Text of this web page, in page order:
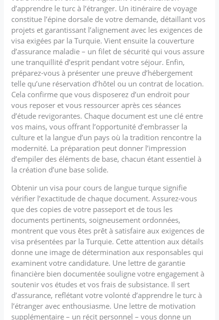
d’apprendre le turc à l’étranger. Un itinéraire de voyage
constitue l’épine dorsale de votre demande, détaillant vos
projets et garantissant l’alignement avec les exigences de
visa exigées par la Turquie. Vient ensuite la couverture
d’assurance maladie – un filet de sécurité qui vous assure
une tranquillité d’esprit pendant votre séjour. Enfin,
préparez-vous à présenter une preuve d’hébergement
telle qu’une réservation d’hôtel ou un contrat de location.
Cela confirme que vous disposerez d’un endroit pour
vous reposer et vous ressourcer après ces séances
d’étude revigorantes. Chaque document est une clé entre
vos mains, vous offrant l’opportunité d’embrasser la
culture et la langue d’un pays où la tradition rencontre la
modernité. La préparation peut donner l’impression
d’empiler des éléments de base, chacun étant essentiel à
la création d’une base solide.
Obtenir un visa pour cours de langue turque signifie
vérifier l’exactitude de chaque document. Assurez-vous
que des copies de votre passeport et de tous les
documents pertinents, soigneusement ordonnées,
montrent que vous êtes prêt à satisfaire aux exigences de
visa présentées par la Turquie. Cette attention aux détails
donne une image de détermination aux responsables qui
examinent votre candidature. Une lettre de garantie
financière bien documentée souligne votre engagement à
soutenir vos études et vos frais de subsistance. Il sert
d’assurance, reflétant votre volonté d’apprendre le turc à
l’étranger avec enthousiasme. Une lettre de motivation
supplémentaire – un récit personnel – vous donne un